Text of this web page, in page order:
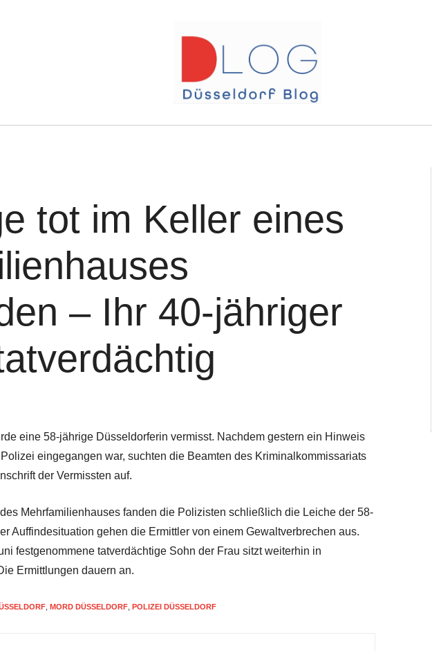
tot im Keller eines
– Ihr 40-jähriger
eine 58-jährige Düsseldorferin vermisst. Nachdem gestern ein Hinweis
eingegangen war, suchten die Beamten des Kriminalkommissariats
der Vermissten auf.
Mehrfamilienhauses fanden die Polizisten schließlich die Leiche der 58-
Auffindesituation gehen die Ermittler von einem Gewaltverbrechen aus.
festgenommene tatverdächtige Sohn der Frau sitzt weiterhin in
Ermittlungen dauern an.
MORD DÜSSELDORF POLIZEI DÜSSELDORF